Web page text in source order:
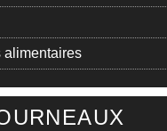
alimentaires